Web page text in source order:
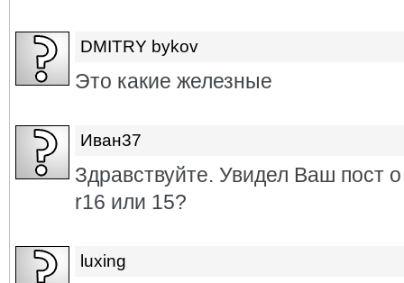
DMITRY bykov
Это какие железные
Иван37
Здравствуйте. Увидел Ваш пост
r16 или 15?
luxing